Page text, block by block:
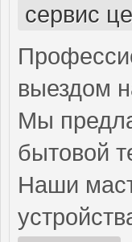
сервис
выездом
Мы
бытовой
Наши